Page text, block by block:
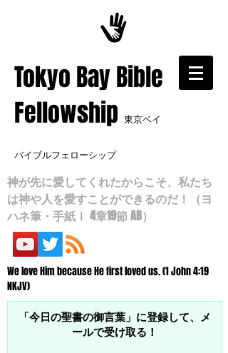
​Tokyo Bay Bible
Fellowship 東京ベイ
バイブルフェローシップ
神が先に愛してくれたからこそ、私たち
は神や人を愛すことができるのだ！（ヨ
ハネ筆・手紙Ⅰ 4章19節 AB）
We love Him because He first loved us. (1 John 4:19
NKJV)
「今日の聖書の御言葉」に登録して、メ
ールで受け取る！